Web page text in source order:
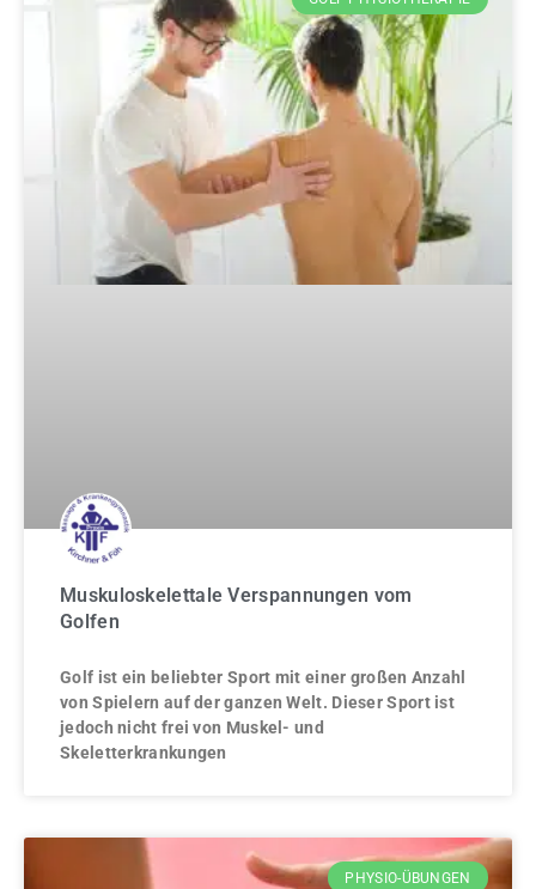
Muskuloskelettale Verspannungen vom
Golfen
Golf ist ein beliebter Sport mit einer großen Anzahl
von Spielern auf der ganzen Welt. Dieser Sport ist
jedoch nicht frei von Muskel- und
Skeletterkrankungen
PHYSIO-ÜBUNGEN